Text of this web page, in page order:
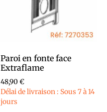
Paroi en fonte face
Extraflame
48,90€
Délai de livraison : Sous 7 à 14
jours